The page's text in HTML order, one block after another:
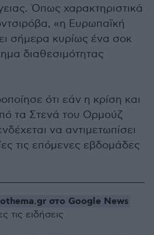
Όπως χαρακτηριστικά
«η Ευρωπαϊκή
σήμερα κυρίως ένα σοκ
διαθεσιμότητας
ότι εάν η κρίση και
τα Στενά του Ορμούζ
να αντιμετωπίσει
τις επόμενες εβδομάδες
στο Google News
τις ειδήσεις